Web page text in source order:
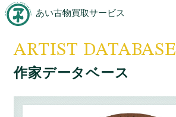
あい古物買取サービス
ARTIST DATABASE
作家データベース